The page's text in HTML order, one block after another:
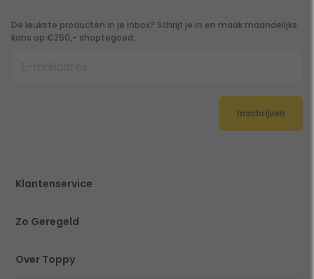
De leukste producten in je inbox? Schrijf je in en maak maandelijks
kans op €250,- shoptegoed.
Inschrijven
Klantenservice
Zo Geregeld
Over Toppy